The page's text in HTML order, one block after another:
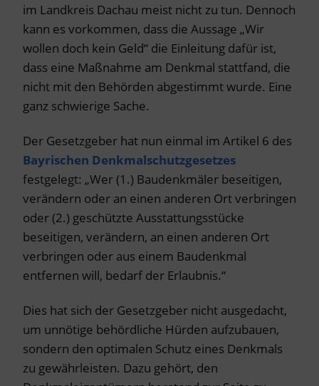
im Landkreis Dachau meist nicht zu tun. Dennoch
kann es vorkommen, dass die Aussage „Wir
wollen doch kein Geld“ die Einleitung dafür ist,
dass eine Maßnahme am Denkmal stattfand, die
nicht mit den Behörden abgestimmt wurde. Eine
ganz schwierige Sache.
Der Gesetzgeber hat nun einmal im Artikel 6 des
Bayrischen Denkmalschutzgesetzes
festgelegt: „Wer (1.) Baudenkmäler beseitigen,
verändern oder an einen anderen Ort verbringen
oder (2.) geschützte Ausstattungsstücke
beseitigen, verändern, an einen anderen Ort
verbringen oder aus einem Baudenkmal
entfernen will, bedarf der Erlaubnis.“
Dies hat sich der Gesetzgeber nicht ausgedacht,
um unnötige behördliche Hürden aufzubauen,
sondern den optimalen Schutz eines Denkmals
zu gewährleisten. Dazu gehört, den